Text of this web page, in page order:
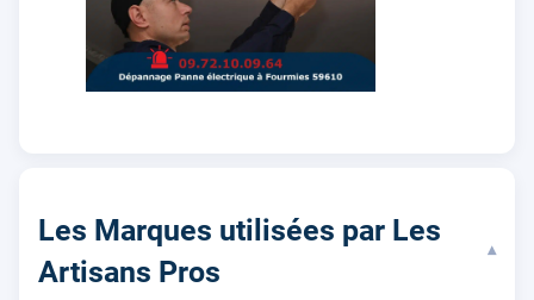
Les Marques utilisées par Les
Artisans Pros
▾